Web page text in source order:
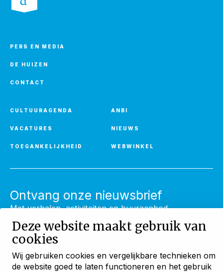
Deze website maakt gebruik van
cookies
Wij gebruiken cookies en vergelijkbare technieken om
de website goed te laten functioneren en het gebruik
PERS EN MEDIA
DE HUIZEN
CONTACT
CULTUURAGENDA
VACATURES
TOEGANKELIJKHEID
ANBI
NIEUWS
WEBWINKEL
Ontvang onze nieuwsbrief
Met verhalen, activiteiten en huuraanbod
AANMELDEN